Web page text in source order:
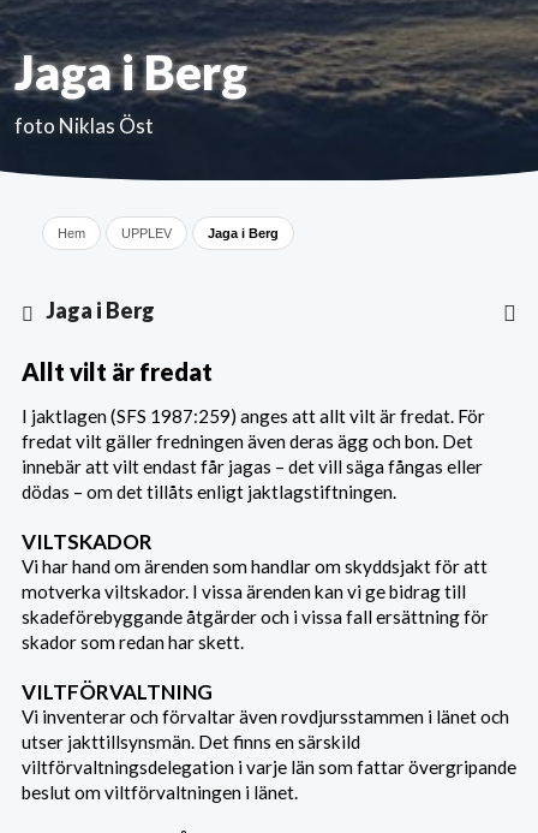
Jaga i Berg
foto Niklas Öst
Hem UPPLEV Jaga i Berg
Jaga i Berg
Allt vilt är fredat
I jaktlagen (SFS 1987:259) anges att allt vilt är fredat. För
fredat vilt gäller fredningen även deras ägg och bon. Det
innebär att vilt endast får jagas – det vill säga fångas eller
dödas – om det tillåts enligt jaktlagstiftningen.
VILTSKADOR
Vi har hand om ärenden som handlar om skyddsjakt för att
motverka viltskador. I vissa ärenden kan vi ge bidrag till
skadeförebyggande åtgärder och i vissa fall ersättning för
skador som redan har skett.
VILTFÖRVALTNING
Vi inventerar och förvaltar även rovdjursstammen i länet och
utser jakttillsynsmän. Det finns en särskild
viltförvaltningsdelegation i varje län som fattar övergripande
beslut om viltförvaltningen i länet.